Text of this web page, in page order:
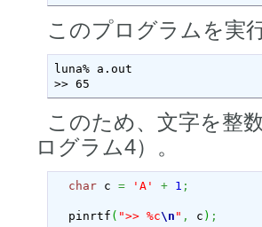
このプログラムを実
luna% a.out
>> 65
このため、文字を整
ログラム4）。
char c = 'A' + 1 ;
  pinrtf
( ">> %c\n " , c ) ;